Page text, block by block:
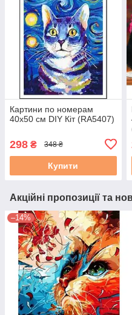
Картини по номерам
40х50 см DIY Кіт (RA5407)
298 ₴ 348 ₴
Купити
Акційні пропозиції та
–14%